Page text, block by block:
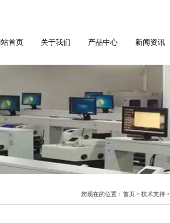
首页 关于我们 产品中心 新闻资讯
您现在的位置： 首页 > 技术支持 >